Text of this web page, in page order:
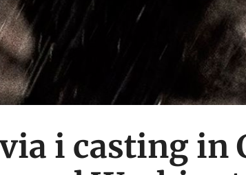
i casting in